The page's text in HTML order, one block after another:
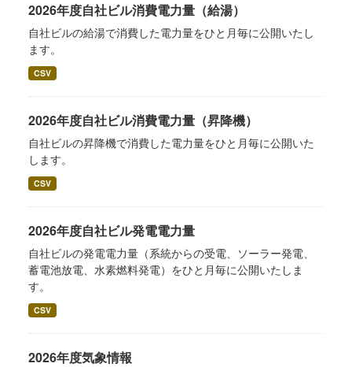
2026年度自社ビル消費電力量（給湯）
自社ビルの給湯で消費した電力量をひと月毎に公開いたし
ます。
CSV
2026年度自社ビル消費電力量（昇降機）
自社ビルの昇降機で消費した電力量をひと月毎に公開いた
します。
CSV
2026年度自社ビル発電電力量
自社ビルの発電電力量（系統からの受電、ソーラー発電、
蓄電池放電、水素燃料発電）をひと月毎に公開いたしま
す。
CSV
2026年度気象情報